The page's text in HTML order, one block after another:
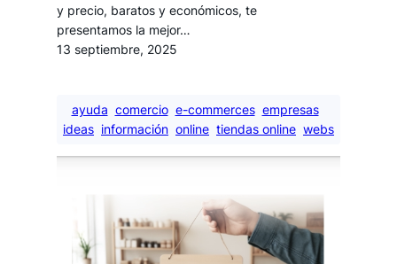
y precio, baratos y económicos, te
presentamos la mejor…
13 septiembre, 2025
ayuda comercio e-commerces empresas
ideas información online tiendas online webs